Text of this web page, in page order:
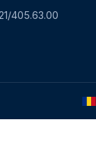
405.63.00